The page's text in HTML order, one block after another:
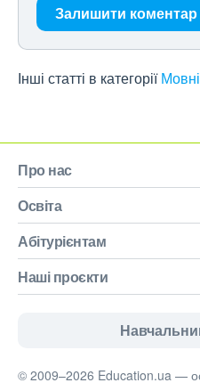
Залишити коментар
Інші статті в категорії
Про нас
Освіта
Абітурієнтам
Наші проєкти
© 2009–2026 Education.ua —